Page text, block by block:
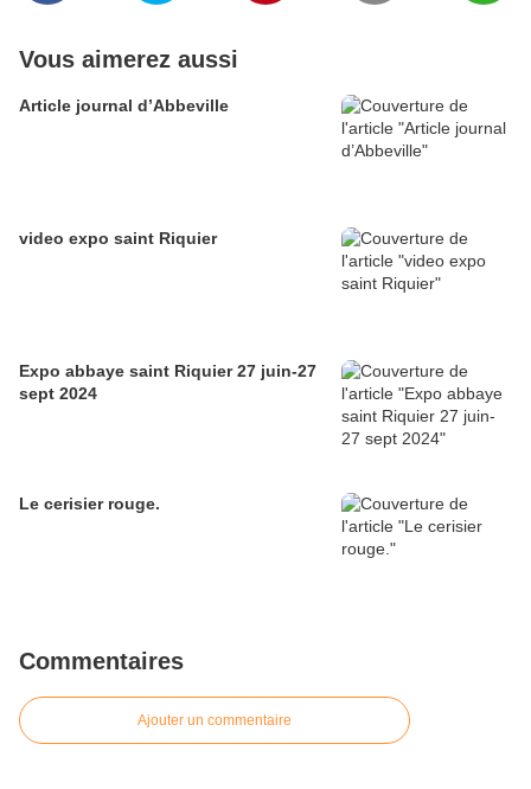
Vous aimerez aussi
Article journal d’Abbeville
video expo saint Riquier
Expo abbaye saint Riquier 27 juin-27
sept 2024
Le cerisier rouge.
Commentaires
Ajouter un commentaire